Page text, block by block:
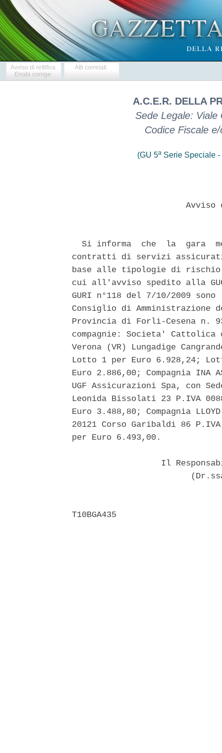
Avviso di rettifica
Errata corrige
Atti correlati
A.C.E.R. DELLA
Sede Legale:
Codice Fiscale
(GU 5a Serie Speciale
Si informa  che  la  gara
contratti di servizi
base alle tipologie di
cui all'avviso spedito alla
GURI n°118 del 7/10/2009
Consiglio di Amministrazione
Provincia di Forli-Cesena n.
compagnie: Societa'
Verona (VR) Lungadige
Lotto 1 per Euro 6.928,24;
Euro 2.886,00; Compagnia INA
UGF Assicurazioni Spa, con
Leonida Bissolati 23 P.IVA
Euro 3.488,80; Compagnia
20121 Corso Garibaldi 86
per Euro 6.493,00.
Il